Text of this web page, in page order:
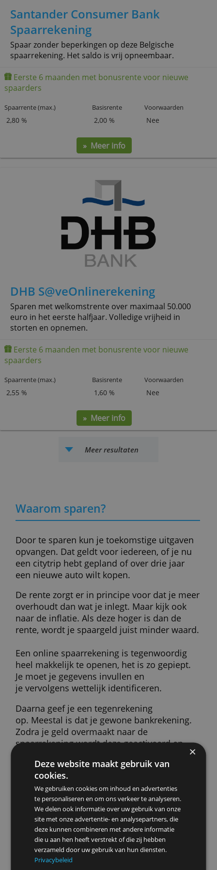
Santander Consumer Bank
Spaarrekening
spaarrekening. Het saldo is vrij opneembaar.
Eerste 6 maanden met bonusrente voor nieuwe
Spaarrente (max.)
2,80 % 2,00 % Nee
» Meer info
DHB S@veOnlinerekening
euro in het eerste halfjaar. Volledige vrijheid in
storten en opnemen.
Eerste 6 maanden met bonusrente voor nieuwe
Spaarrente (max.) Basisrente Voorwaarden
2,55 % 1,60 % Nee
» Meer info
Meer resultaten
Waarom sparen?
Door te sparen kun je toekomstige
opvangen. Dat geldt voor iedereen, of je
een citytrip hebt gepland of over drie jaar
een nieuwe auto wilt kopen.
De rente zorgt er in principe voor dat je
overhoudt dan wat je inlegt. Maar kijk ook